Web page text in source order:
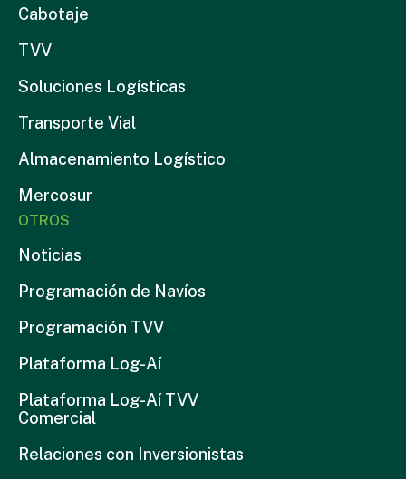
Cabotaje
TVV
Soluciones Logísticas
Transporte Vial
Almacenamiento Logístico
Mercosur
OTROS
Noticias
Programación de Navíos
Programación TVV
Plataforma Log-Aí
Plataforma Log-Aí TVV
Comercial
Relaciones con Inversionistas